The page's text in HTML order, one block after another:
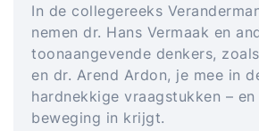
In de collegereeks
nemen dr. Hans Vermaak en
toonaangevende denkers,
en dr. Arend Ardon, je mee in
hardnekkige vraagstukken –
beweging in krijgt.